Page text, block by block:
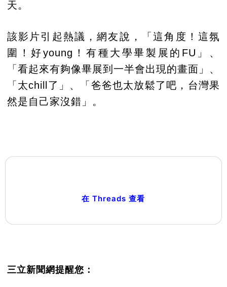
天。
該影片引起熱議，網友說，「這角度！這氛
圍！好young！有種大學畢製展的FU」、
「看起來有夠像畢展到一半會出現的畫面」、
「太chill了」、「爸爸也太放鬆了吧，台灣果
然是自己家沒錯」。
在 Threads 查看
三立新聞網提醒您：